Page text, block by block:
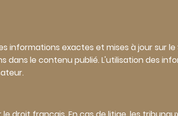
informations exactes et mises à jour sur le
dans le contenu publié. L'utilisation des